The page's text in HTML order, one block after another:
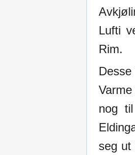
Lufti
Rim.
nog
seg ut